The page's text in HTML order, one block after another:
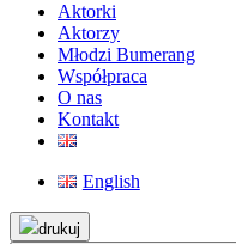
Aktorki
Aktorzy
Młodzi Bumerang
Współpraca
O nas
Kontakt
English
Skipdrukuj